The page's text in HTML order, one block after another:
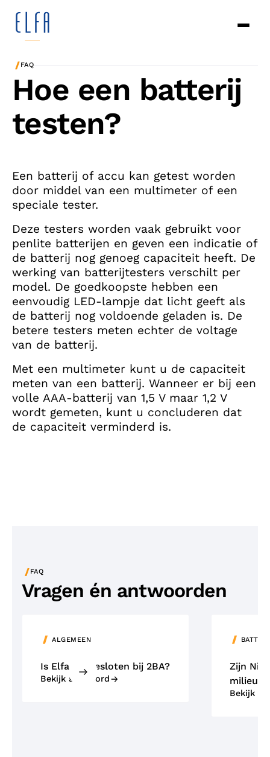
/FAQ
Hoe een batterij
testen?
Een batterij of accu kan getest worden
door middel van een multimeter of een
speciale tester.
Deze testers worden vaak gebruikt voor
penlite batterijen en geven een indicatie of
de batterij nog genoeg capaciteit heeft. De
werking van batterijtesters verschilt per
model. De goedkoopste hebben een
eenvoudig LED-lampje dat licht geeft als
de batterij nog voldoende geladen is. De
betere testers meten echter de voltage
van de batterij.
Met een multimeter kunt u de capaciteit
meten van een batterij. Wanneer er bij een
volle AAA-batterij van 1,5 V maar 1,2 V
wordt gemeten, kunt u concluderen dat
de capaciteit verminderd is.
/FAQ
Vragen én antwoorden
ALGEMEEN
Is Elfa aangesloten bij 2BA?
Bekijk antwoord
Zijn
Bekijk